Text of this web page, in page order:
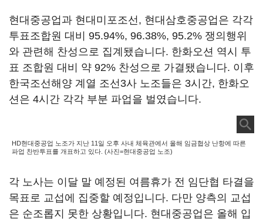
현대중공업과 현대미포조선, 현대삼호중공업은 각각
투표조합원 대비 95.94%, 96.38%, 95.2% 쟁의행위
와 관련해 찬성으로 집계됐습니다. 한화오션 역시 투
표 조합원 대비 약 92% 찬성으로 가결됐습니다. 이후
한국조선해양 계열 조선3사 노조들은 3시간, 한화오
션은 4시간 각각 부분 파업을 벌였습니다.
HD현대중공업 노조가 지난 11일 오후 사내 체육관에서 올해 임금협상 난항에 따른
파업 찬반투표를 개표하고 있다. (사진=현대중공업 노조)
각 노사는 이달 말 예정된 여름휴가 전 임단협 타결을
목표로 교섭에 집중할 예정입니다. 다만 양측의 교섭
은 순조롭지 못한 상황입니다. 현대중공업은 올해 입